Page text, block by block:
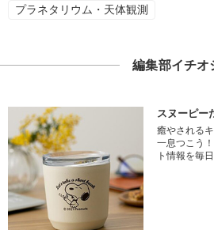
プラネタリウム・天体観測
編集部イチオ
スヌーピー
癒やされる
一息つこう
ト情報を毎